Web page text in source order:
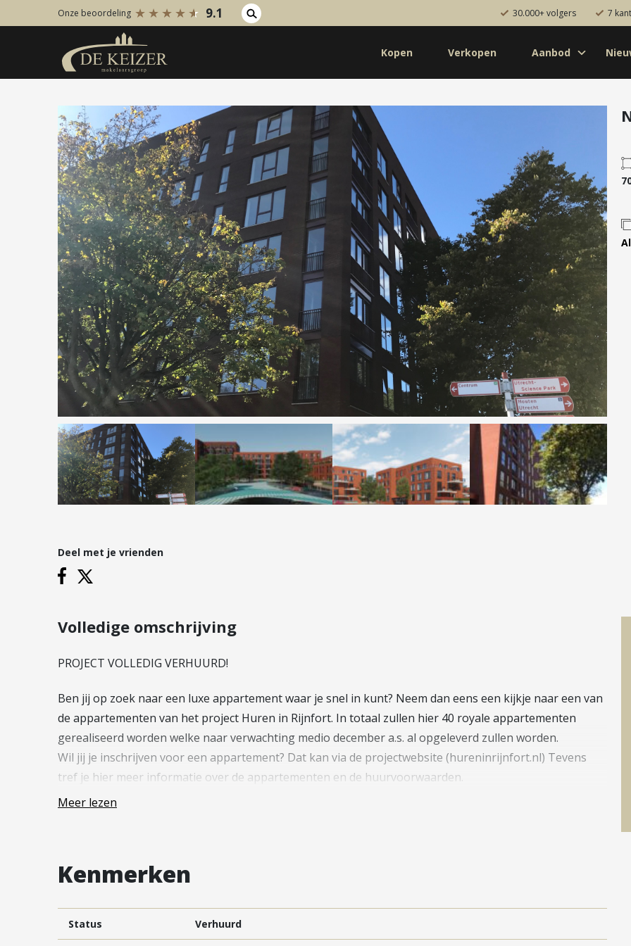
Koopaanbod
Bestaande bouw
Internationaal
Nieuwbouw
Bedrijfsaanbod
Huuraanbod
Bestaande bouw
Internationaal
Nieuwbouw
Bedrijfsaanbod
Diensten
Verkopen
Huren
Verhuren
Taxeren
Verzekeren
Hypotheken
Hypotheekadvies
Hypotheek oversluiten
Hypotheek verhogen
Starterslening
Financiële check
Banken
Duurzame hypotheek
Reviews Contact
Vestigingen
Vestiging Vleuten-De Meern en
Leidsche Rijn
Vestiging Vianen
Vestiging Maarssen
Onze beoordeling 9.1 30.000+ volgers 7
Kopen Verkopen Aanbod
Deel met je vrienden
Volledige omschrijving
PROJECT VOLLEDIG VERHUURD!
Ben jij op zoek naar een luxe appartement waar je snel in kunt? Neem dan eens een kijkje naar een van
de appartementen van het project Huren in Rijnfort. In totaal zullen hier 40 royale appartementen
gerealiseerd worden welke naar verwachting medio december a.s. al opgeleverd zullen worden.
Wil jij je inschrijven voor een appartement? Dat kan via de projectwebsite (hureninrijnfort.nl) Tevens
tref je hier meer informatie over de appartementen en de huurvoorwaarden.
—
appartementen zijn voorzien van een eigen parkeerplaats, berging en een balkon, loggia of tuin. De
appartementen zijn voorzien van sanitair en tegelwerk en een luxe keuken met inbouwapparatuur.
Wonen op een unieke en centrale locatie!
Een bijzonder nieuwbouwproject op een gave locatie. Dat is het project Rijnfort in Nieuwegein;
Meer lezen
Kenmerken
Status Verhuurd